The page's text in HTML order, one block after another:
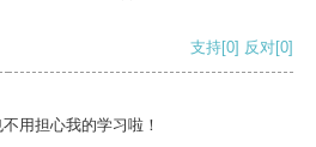
支持[0] 反对[0]
用担心我的学习啦！